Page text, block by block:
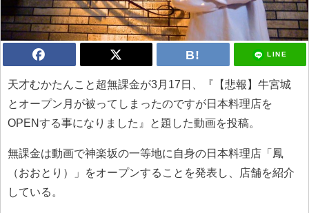
LINE
天才むかたんこと超無課金が3月17日、『【悲報】牛宮城
とオープン月が被ってしまったのですが日本料理店を
OPENする事になりました』と題した動画を投稿。
無課金は動画で神楽坂の一等地に自身の日本料理店「鳳
（おおとり）」をオープンすることを発表し、店舗を紹介
している。